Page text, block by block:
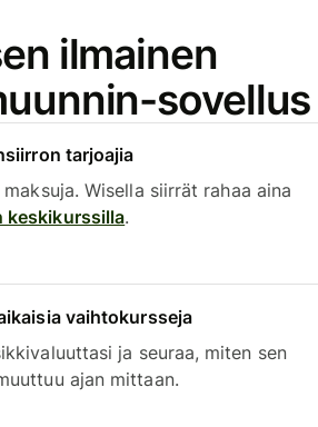
ilmainen
sovellus
tarjoajia
Wisella siirrät rahaa aina
keskikurssilla.
vaihtokursseja
ja seuraa, miten sen
ajan mittaan.